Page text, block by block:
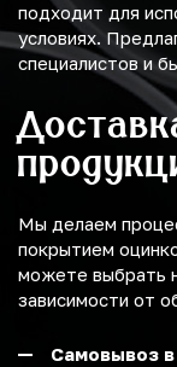
подходит для
условиях.
специалистов и
Мы делаем
покрытием
можете выбрать
зависимости от
Самовывоз